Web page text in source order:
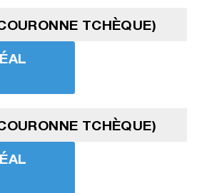
TCHÈQUE)
TCHÈQUE)